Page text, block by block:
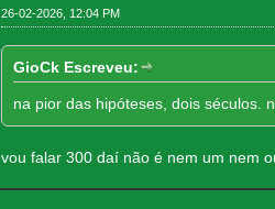
26-02-2026, 12:04 PM
GioCk Escreveu:
na pior das hipóteses, dois séculos.
vou falar 300 daí não é nem um nem